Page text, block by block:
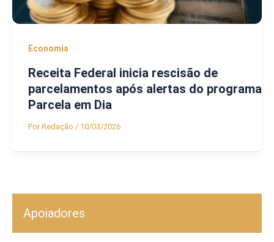
Economia
Receita Federal inicia rescisão de
parcelamentos após alertas do programa
Parcela em Dia
PorRedação / 10/03/2026
Apoiadores